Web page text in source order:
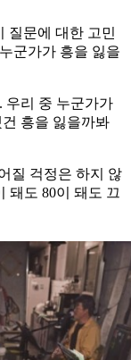
질문에 대한 고민
군가가 흥을 잃을
우리 중 누군가가
흥을 잃을까봐
질 걱정은 하지 않
돼도 80이 돼도 끄